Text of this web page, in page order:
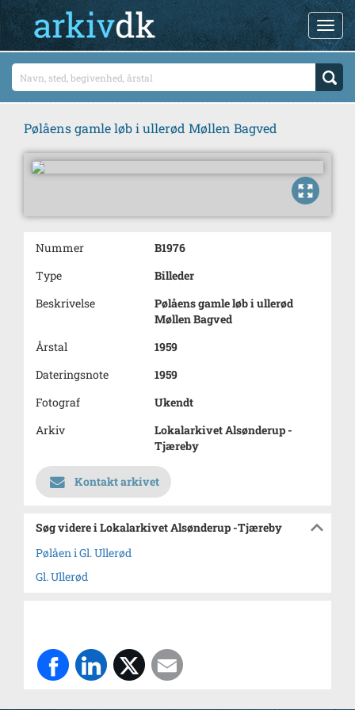
Pølåens gamle løb i ullerød Møllen Bagved
Nummer
B1976
Type
Billeder
Beskrivelse
Pølåens gamle løb i ullerød
Møllen Bagved
Årstal
1959
Dateringsnote
1959
Fotograf
Ukendt
Arkiv
Lokalarkivet Alsønderup -
Tjæreby
Kontakt arkivet
Søg videre i Lokalarkivet Alsønderup -Tjæreby
Pølåen i Gl. Ullerød
Gl. Ullerød